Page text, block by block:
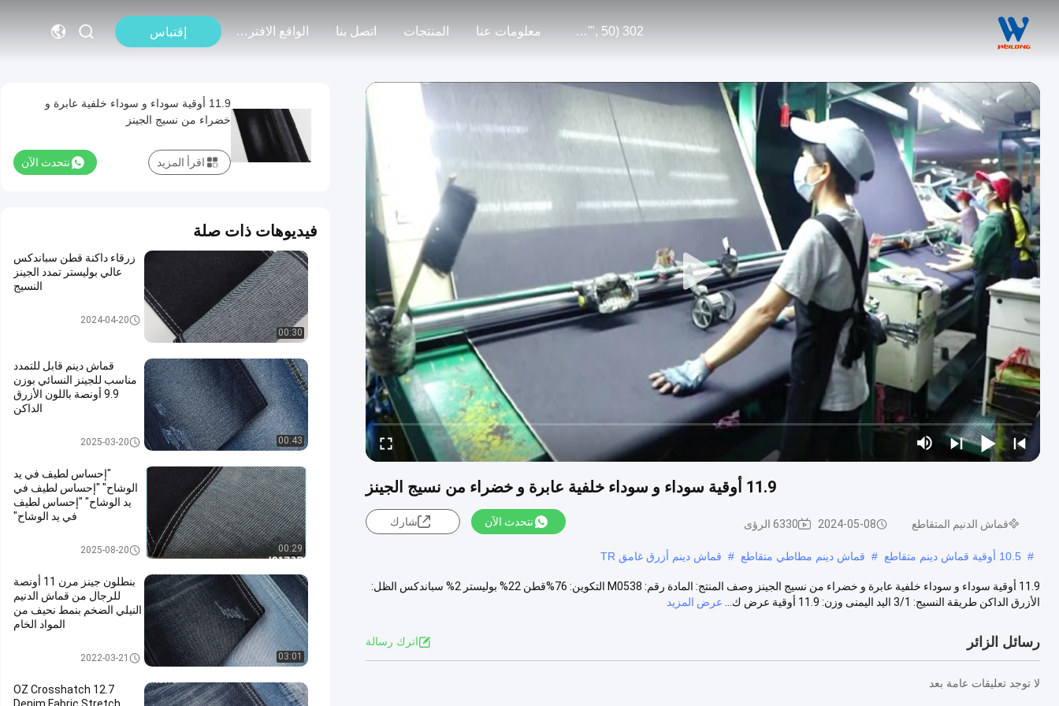
302 SetTimeout("javascript:location.href='https://www.google.com'", 50); معلومات عنا المنتجات اتصل بنا الواقع الافتراضي إقتباس
11.9 أوقية سوداء و سوداء خلفية عابرة و خضراء من نسيج الجينز
قماش الدنيم المتقاطع 2024-05-08 6330 الرؤى نتحدث الآن شارك
# 10.5 أوقية قماش دينم متقاطع # قماش دينم مطاطي متقاطع # قماش دينم أزرق غامق TR
11.9 أوقية سوداء و سوداء خلفية عابرة و خضراء من نسيج الجينز وصف المنتج: المادة رقم: M0538 التكوين: 76%قطن 22% بوليستر 2% سباندكس الظل:
الأزرق الداكن طريقة النسيج: 3/1 اليد اليمنى وزن: 11.9 أوقية عرض ك...
عرض المزيد
رسائل الزائر اترك رسالة
لا توجد تعليقات عامة بعد
11.9 أوقية سوداء و سوداء خلفية عابرة و
خضراء من نسيج الجينز
نتحدث الآن اقرأ المزيد
فيديوهات ذات صلة
00:30
زرقاء داكنة قطن سباندكس
عالي بوليستر تمدد الجينز
النسيج
تمتد قماش الدينيم2024-04-20
00:43
قماش دينم قابل للتمدد
مناسب للجينز النسائي بوزن
9.9 أونصة باللون الأزرق
الداكن
تمتد قماش الدينيم2025-03-20
00:29
"إحساس لطيف في يد
الوشاح" "إحساس لطيف في
يد الوشاح" "إحساس لطيف
في يد الوشاح"
قماش الدنيم الخام2025-08-20
03:01
بنطلون جينز مرن 11 أونصة
للرجال من قماش الدنيم
النيلي الضخم بنمط نحيف من
المواد الخام
نسيج قطن بوليستر سبانديكس دين
2022-03-21
12.7 OZ Crosshatch